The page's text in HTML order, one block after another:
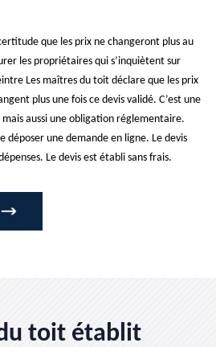
que les prix ne changeront plus au
les propriétaires qui s’inquiètent sur
Les maîtres du toit déclare que les prix
plus une fois ce devis validé. C’est une
aussi une obligation réglementaire.
déposer une demande en ligne. Le devis
Le devis est établi sans frais.
toit établit